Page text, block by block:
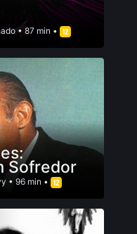
• 87 min •
Sofredor
• 96 min •